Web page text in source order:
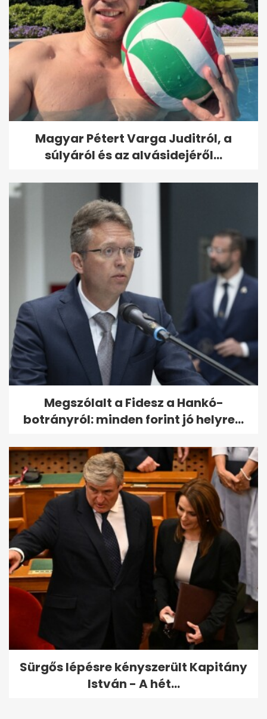
Magyar Pétert Varga Juditról, a
súlyáról és az alvásidejéről...
Megszólalt a Fidesz a Hankó-
botrányról: minden forint jó helyre...
Sürgős lépésre kényszerült Kapitány
István - A hét...